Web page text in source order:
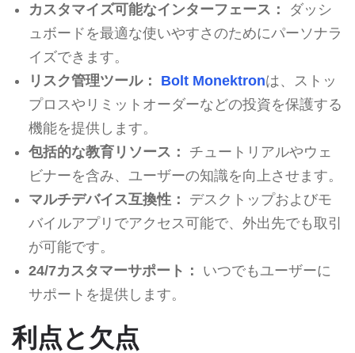
カスタマイズ可能なインターフェース：
ダッシ
ュボードを最適な使いやすさのためにパーソナラ
イズできます。
リスク管理ツール：
Bolt Monektronは、ストッ
プロスやリミットオーダーなどの投資を保護する
機能を提供します。
包括的な教育リソース：
チュートリアルやウェ
ビナーを含み、ユーザーの知識を向上させます。
マルチデバイス互換性：
デスクトップおよびモ
バイルアプリでアクセス可能で、外出先でも取引
が可能です。
24/7カスタマーサポート：
いつでもユーザーに
サポートを提供します。
利点と欠点